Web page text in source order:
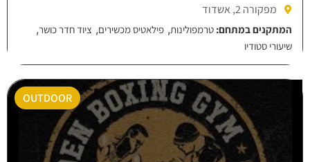
מפקורה 2, אשדוד
המתקנים במתחם: טרמפולינות, פילאטיס מכשירים, ציוד חדר כושר,
שיעורי סטודיו
OUTDOOR